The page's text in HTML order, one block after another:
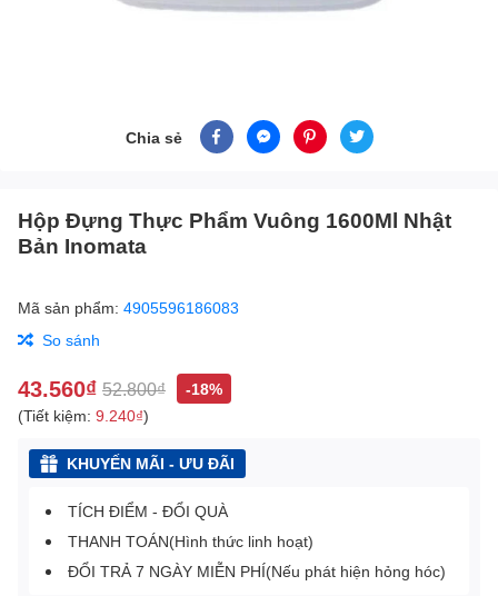
Chia sẻ
Hộp Đựng Thực Phẩm Vuông 1600Ml Nhật
Bản Inomata
Mã sản phẩm: 4905596186083
So sánh
43.560₫ 52.800₫
-18%
(Tiết kiệm: 9.240₫)
KHUYẾN MÃI - ƯU ĐÃI
TÍCH ĐIỂM - ĐỔI QUÀ
THANH TOÁN(Hình thức linh hoạt)
ĐỔI TRẢ 7 NGÀY MIỄN PHÍ(Nếu phát hiện hỏng hóc)